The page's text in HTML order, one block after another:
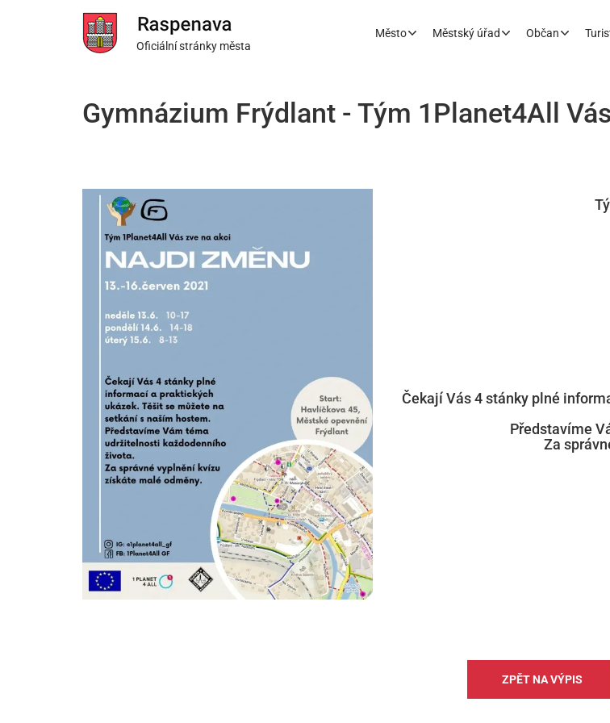
Oficiální stránky města
Město Městský úřad Občan
Gymnázium Frýdlant - Tým 1Planet4All
Čekají Vás 4 stánky plné
Představíme
Za
ZPĚT NA VÝPIS